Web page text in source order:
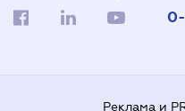
Реклама и